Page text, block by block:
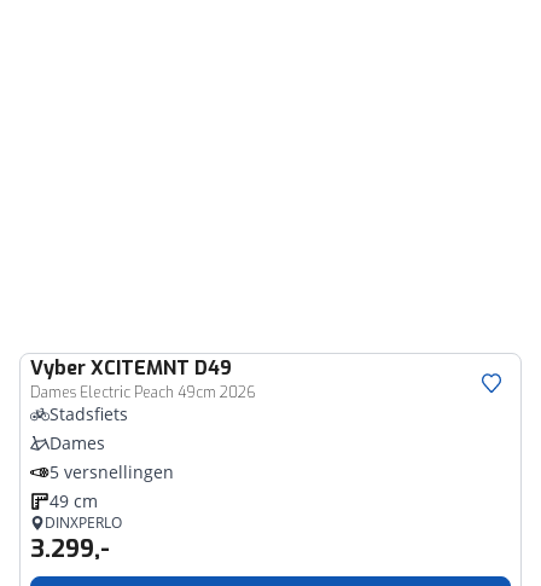
VyberXCITEMNT D49
Dames Electric Peach 49cm 2026
Stadsfiets
Dames
5 versnellingen
49 cm
DINXPERLO
3.299,-